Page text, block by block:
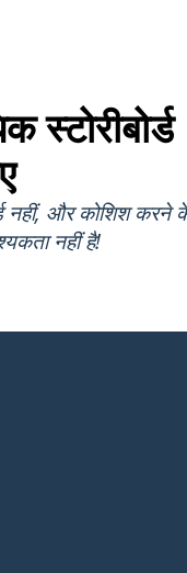
नहीं, और कोशिश करने
नहीं है!